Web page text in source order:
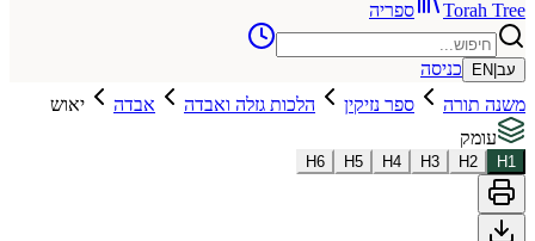
ספריה
כניסה
ספר נזיקין הלכות גזלה ואבדה אבדה
יאוש
H3
H4
H5
H6